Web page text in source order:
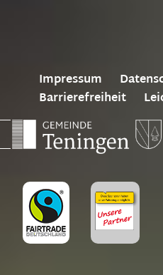
Impressum
Barrierefreiheit